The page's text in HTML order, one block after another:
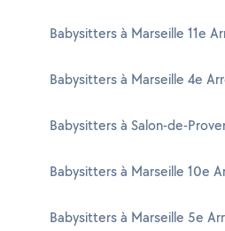
Babysitters à Marseille 11e
Babysitters à Marseille 4e
Babysitters à Salon-de-
Babysitters à Marseille 10e
Babysitters à Marseille 5e